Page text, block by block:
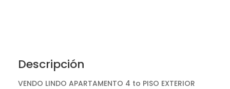
Descripción
VENDO LINDO APARTAMENTO 4 to PISO EXTERIOR